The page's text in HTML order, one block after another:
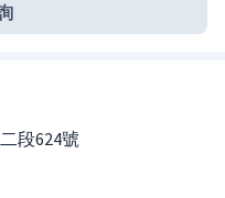
段624號